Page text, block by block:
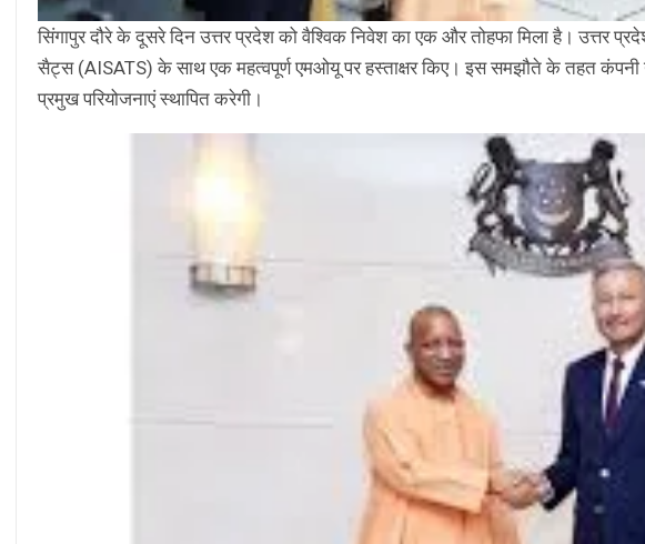
सिंगापुर दौरे के दूसरे दिन उत्तर प्रदेश को वैश्विक निवेश का एक और तोहफा मिला है। उत्तर
सैट्स (AISATS) के साथ एक महत्वपूर्ण एमओयू पर हस्ताक्षर किए। इस समझौते के तहत कंपनी
प्रमुख परियोजनाएं स्थापित करेगी।